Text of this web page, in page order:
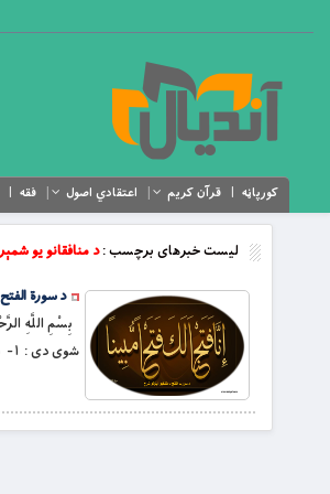
کورپاڼه قرآن کریم اعتقادي اصول فقه
لیست خبرهای برچسب :د منافقانو يو
د سورة
بِسْمِ اللَّهِ
شوى دى : ١- د سوبې زېرى او د پېغمبر(ص) د خوب په عملي کېدو ټينګار،چې مکې ته به ورننوځي او عمره به کوي. […]